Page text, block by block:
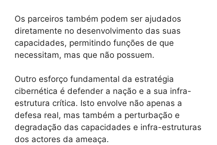
Os parceiros também podem ser ajudados
diretamente no desenvolvimento das suas
capacidades, permitindo funções de que
necessitam, mas que não possuem.
Outro esforço fundamental da estratégia
cibernética é defender a nação e a sua infra-
estrutura crítica. Isto envolve não apenas a
defesa real, mas também a perturbação e
degradação das capacidades e infra-estruturas
dos actores da ameaça.